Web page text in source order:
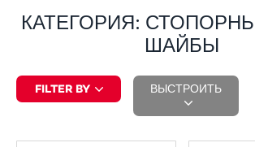
КАТЕГОРИЯ:
ШАЙБЫ
FILTER BY ВЫСТРОИТЬ